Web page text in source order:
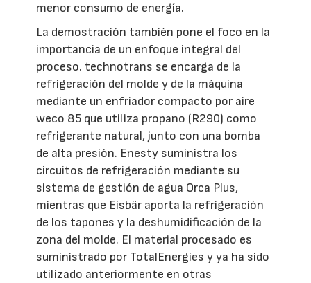
menor consumo de energía.
La demostración también pone el foco en la
importancia de un enfoque integral del
proceso. technotrans se encarga de la
refrigeración del molde y de la máquina
mediante un enfriador compacto por aire
weco 85 que utiliza propano (R290) como
refrigerante natural, junto con una bomba
de alta presión. Enesty suministra los
circuitos de refrigeración mediante su
sistema de gestión de agua Orca Plus,
mientras que Eisbär aporta la refrigeración
de los tapones y la deshumidificación de la
zona del molde. El material procesado es
suministrado por TotalEnergies y ya ha sido
utilizado anteriormente en otras